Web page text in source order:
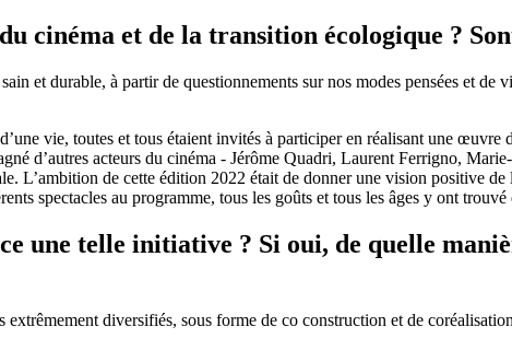
cinéma et de la transition écologique ?
et durable, à partir de questionnements sur nos modes pensées et de
vie, toutes et tous étaient invités à participer en réalisant une œuvre
d’autres acteurs du cinéma - Jérôme Quadri, Laurent Ferrigno,
L’ambition de cette édition 2022 était de donner une vision positive de
spectacles au programme, tous les goûts et tous les âges y ont trouvé
une telle initiative ? Si oui, de quelle
diversifiés, sous forme de co construction et de